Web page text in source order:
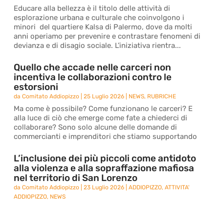
Educare alla bellezza è il titolo delle attività di
esplorazione urbana e culturale che coinvolgono i
minori del quartiere Kalsa di Palermo, dove da molti
anni operiamo per prevenire e contrastare fenomeni di
devianza e di disagio sociale. L’iniziativa rientra...
Quello che accade nelle carceri non
incentiva le collaborazioni contro le
estorsioni
daComitato Addiopizzo |25 Luglio 2026 NEWS, RUBRICHE
Ma come è possibile? Come funzionano le carceri? E
alla luce di ciò che emerge come fate a chiederci di
collaborare? Sono solo alcune delle domande di
commercianti e imprenditori che stiamo supportando
L’inclusione dei più piccoli come antidoto
alla violenza e alla sopraffazione mafiosa
nel territorio di San Lorenzo
daComitato Addiopizzo |23 Luglio 2026 |ADDIOPIZZO,ATTIVITA'
ADDIOPIZZO, NEWS